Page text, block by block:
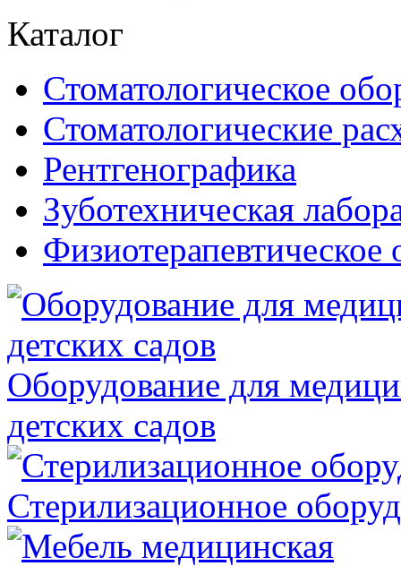
Каталог
Стоматологическое
Стоматологические
Рентгенографика
Зуботехническая
Физиотерапевтическое
Оборудование для
детских садов
Стерилизационное